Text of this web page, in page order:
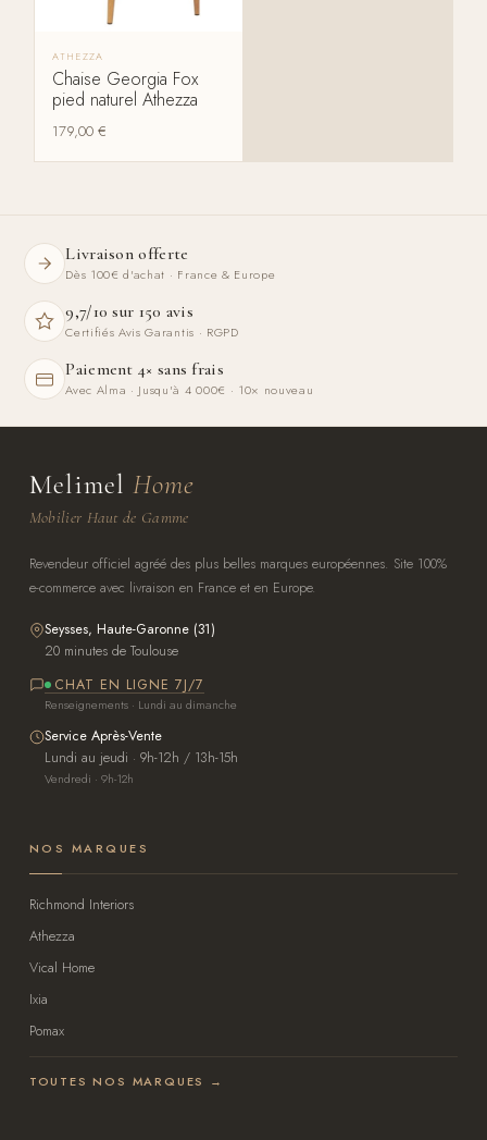
ATHEZZA
Chaise Georgia Fox
pied naturel Athezza
179,00€
Livraison offerte
Dès 100€ d'achat · France & Europe
9,7/10 sur 150 avis
Certifiés Avis Garantis · RGPD
Paiement 4× sans frais
Avec Alma · Jusqu'à 4 000€ · 10× nouveau
Melimel Home
Mobilier Haut de Gamme
Revendeur officiel agréé des plus belles marques européennes. Site 100%
e-commerce avec livraison en France et en Europe.
Seysses, Haute-Garonne (31)
20 minutes de Toulouse
CHAT EN LIGNE 7J/7
Renseignements · Lundi au dimanche
Service Après-Vente
Lundi au jeudi · 9h-12h / 13h-15h
Vendredi · 9h-12h
NOS MARQUES
Richmond Interiors
Athezza
Vical Home
Ixia
Pomax
TOUTES NOS MARQUES →